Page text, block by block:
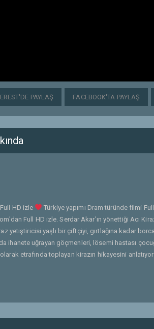
PAYLAŞ FACEBOOK'TA PAYLAŞ
HD izle
Türkiye yapımı Dram türünde filmi
Full HD izle. Serdar Akar'ın yönettiği Acı
yetiştiricisi yaşlı bir çiftçiyi, gırtlağına kadar
ihanete uğrayan göçmenleri, lösemi hastası
etrafında toplayan kirazın hikayesini anlatıyor.